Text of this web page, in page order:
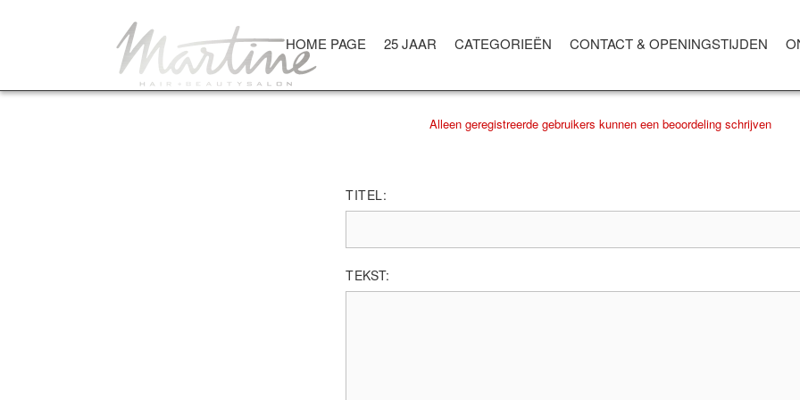
HOME PAGE 25 JAAR CATEGORIEËN CONTACT & OPENINGSTIJDEN
PRODUCT BEOORDELINGEN VOOR
Alleen geregistreerde gebruikers kunnen een beoordeling schrijven
TITEL:
TEKST: